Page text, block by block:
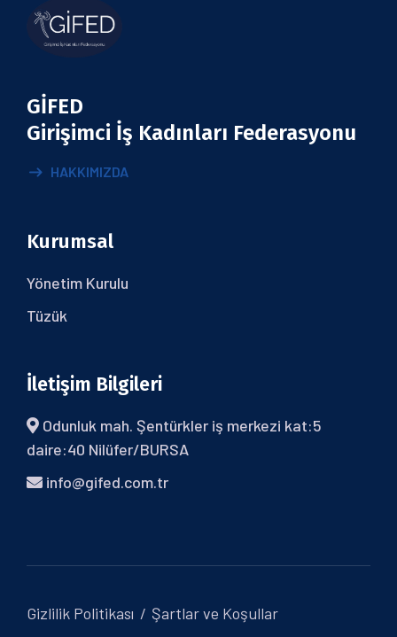
GİFED
Girişimci İş Kadınları Federasyonu
HAKKIMIZDA
Kurumsal
Yönetim Kurulu
Tüzük
İletişim Bilgileri
Odunluk mah. Şentürkler iş merkezi kat:5
daire:40 Nilüfer/BURSA
info@gifed.com.tr
Gizlilik Politikası Şartlar ve Koşullar